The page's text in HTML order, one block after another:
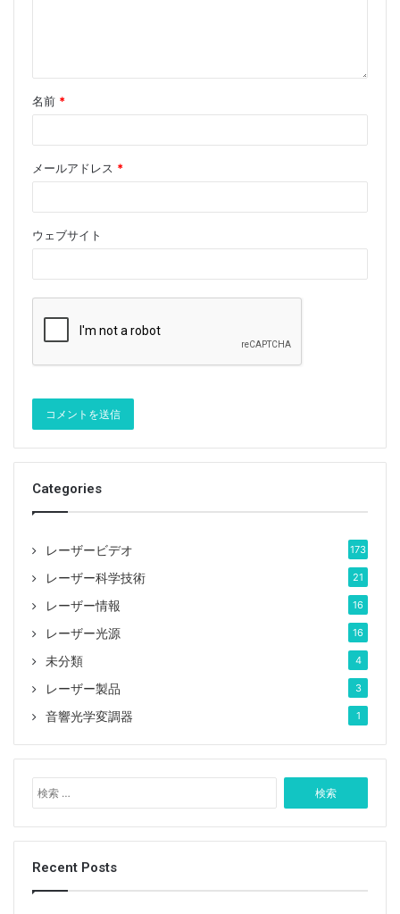
名前 *
メールアドレス *
ウェブサイト
Categories
レーザービデオ 173
レーザー科学技術 21
レーザー情報 16
レーザー光源 16
未分類 4
レーザー製品 3
音響光学変調器 1
索
:
Recent Posts